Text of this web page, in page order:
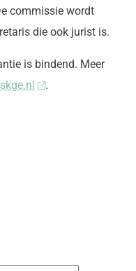
commissie wordt
die ook jurist is.
is bindend. Meer
.